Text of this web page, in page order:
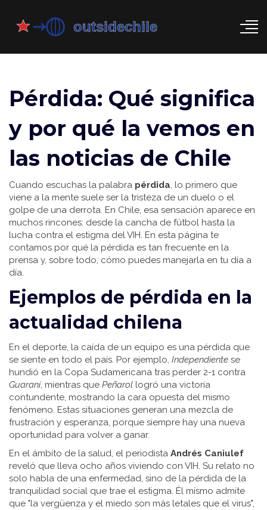
Pérdida: Qué significa
y por qué la vemos en
las noticias de Chile
Cuando escuchas la palabra pérdida, lo primero que
viene a la mente suele ser la tristeza de un duelo o el
golpe de una derrota. En Chile, esa sensación aparece en
muchos rincones: desde la cancha de fútbol hasta la
lucha contra el estigma del VIH. En esta página te
contamos por qué la pérdida es tan frecuente en la
prensa y, sobre todo, cómo puedes manejarla en tu día a
día.
Ejemplos de pérdida en la
actualidad chilena
En el deporte, la caída de un equipo es una pérdida que
se siente en todo el país. Por ejemplo, Independiente se
hundió en la Copa Sudamericana tras perder 2-1 contra
Guaraní, mientras que Peñarol logró una victoria
contundente, mostrando la cara opuesta del mismo
fenómeno. Estas situaciones generan una mezcla de
frustración y esperanza, porque siempre hay una nueva
oportunidad para volver a ganar.
En el ámbito de la salud, el periodista Andrés Caniulef
reveló que lleva ocho años viviendo con VIH. Su relato no
solo habla de una enfermedad, sino de la pérdida de la
tranquilidad social que trae el estigma. Él mismo admite
que "la vergüenza y el miedo son más letales que el virus",